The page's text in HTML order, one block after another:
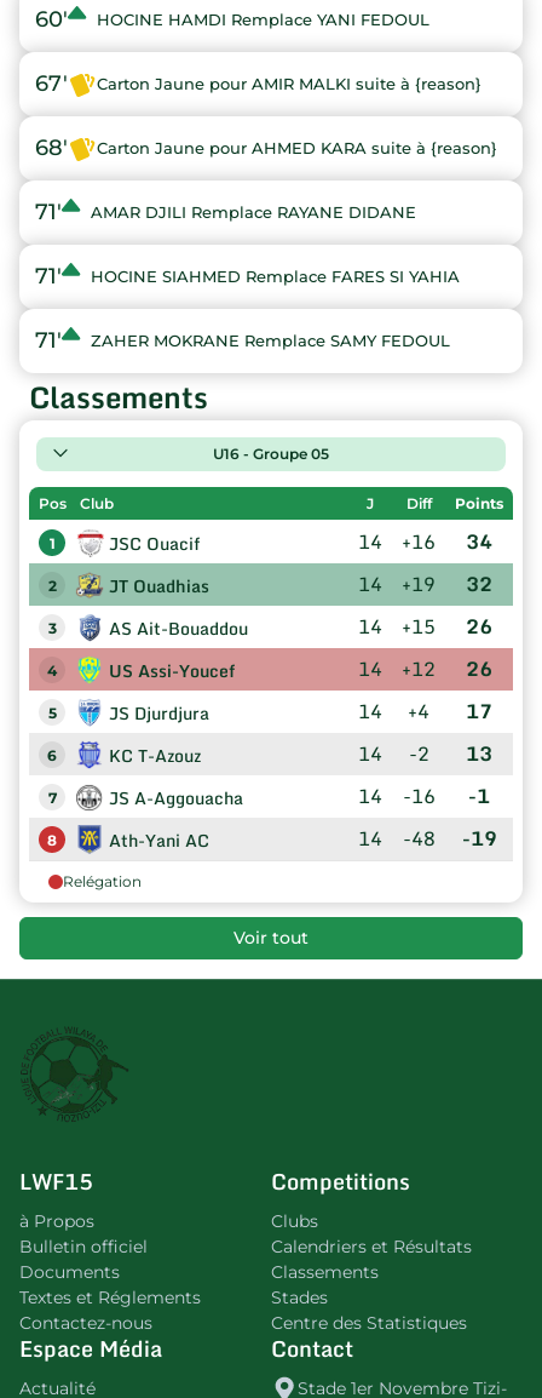
60' HOCINE HAMDI Remplace YANI FEDOUL
67' Carton Jaune pour AMIR MALKI suite à {reason}
68' Carton Jaune pour AHMED KARA suite à {reason}
71' AMAR DJILI Remplace RAYANE DIDANE
71' HOCINE SIAHMED Remplace FARES SI YAHIA
71' ZAHER MOKRANE Remplace SAMY FEDOUL
Classements
U16 - Groupe 05
Pos Club J Diff Points
1 JSC Ouacif 14 +16 34
2 JT Ouadhias 14 +19 32
3 AS Ait-Bouaddou 14 +15 26
4 US Assi-Youcef 14 +12 26
5 JS Djurdjura 14 +4 17
6 KC T-Azouz 14 -2 13
7 JS A-Aggouacha 14 -16 -1
8 Ath-Yani AC 14 -48 -19
Relégation
Voir tout
LWF15
à Propos
Bulletin officiel
Documents
Textes et Réglements
Contactez-nous
Competitions
Clubs
Calendriers et Résultats
Classements
Stades
Centre des Statistiques
Espace Média
Actualité
Contact
Stade 1er Novembre Tizi-